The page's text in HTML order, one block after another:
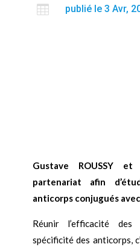
 publié le 3 Avr,
Gustave ROUSSY
partenariat afin
anticorps conjugués
Réunir l’efficacité
spécificité des anticorps,